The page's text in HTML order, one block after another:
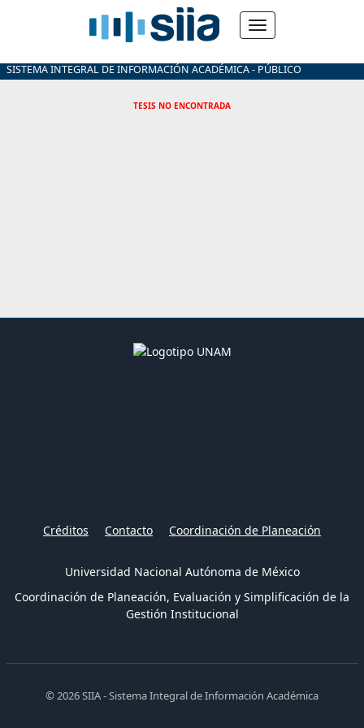
SISTEMA INTEGRAL DE INFORMACIÓN ACADÉMICA - PÚBLICO
TESIS NO ENCONTRADA
Créditos Contacto Coordinación de Planeación
Universidad Nacional Autónoma de México
Coordinación de Planeación, Evaluación y Simplificación de la
Gestión Institucional
© 2026 SIIA - Sistema Integral de Información Académica